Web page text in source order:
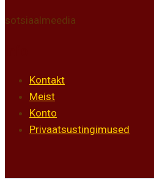
sotsiaalmeedia
Kontakt
Meist
Konto
Privaatsustingimused